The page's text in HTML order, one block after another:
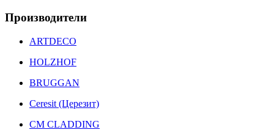
Производители
ARTDECO
HOLZHOF
BRUGGAN
Ceresit (Церезит)
CM CLADDING